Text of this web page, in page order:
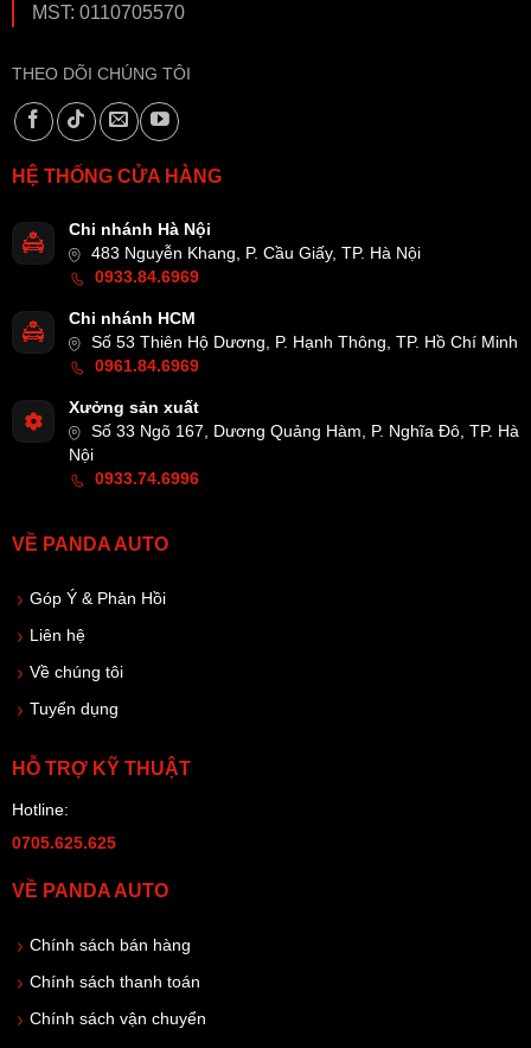
MST: 0110705570
THEO DÕI CHÚNG TÔI
HỆ THỐNG CỬA HÀNG
Chi nhánh Hà Nội
483 Nguyễn Khang, P. Cầu Giấy, TP. Hà Nội
0933.84.6969
Chi nhánh HCM
Số 53 Thiên Hộ Dương, P. Hạnh Thông, TP. Hồ Chí Minh
0961.84.6969
Xưởng sản xuất
Số 33 Ngõ 167, Dương Quảng Hàm, P. Nghĩa Đô, TP. Hà
Nội
0933.74.6996
VỀ PANDA AUTO
Góp Ý & Phản Hồi
Liên hệ
Về chúng tôi
Tuyển dụng
HỖ TRỢ KỸ THUẬT
Hotline:
0705.625.625
VỀ PANDA AUTO
Chính sách bán hàng
Chính sách thanh toán
Chính sách vận chuyển